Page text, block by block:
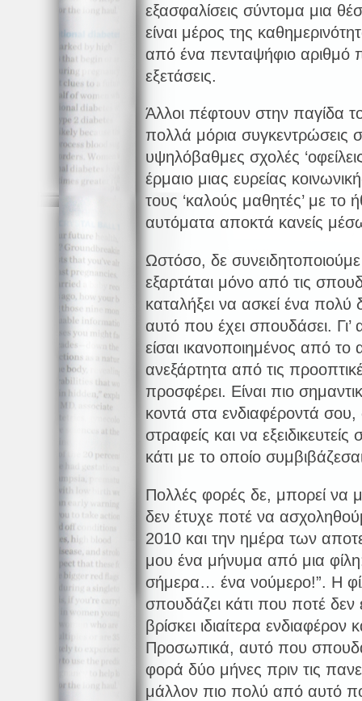
εξασφαλίσεις σύντομα μια
είναι μέρος της
από ένα πενταψήφιο αριθμό
εξετάσεις.
Άλλοι πέφτουν στην παγίδα
πολλά μόρια συγκεντρώσεις
υψηλόβαθμες σχολές
έρμαιο μιας ευρείας
τους ‘καλούς μαθητές’ με το
αυτόματα αποκτά κανείς
Ωστόσο, δε
εξαρτάται μόνο από τις
καταλήξει να ασκεί ένα
αυτό που έχει σπουδάσει.
είσαι ικανοποιημένος από
ανεξάρτητα από τις
προσφέρει. Είναι πιο
κοντά στα ενδιαφέροντά
στραφείς και να
κάτι με το οποίο
Πολλές φορές δε, μπορεί να
δεν έτυχε ποτέ να
2010 και την ημέρα των
μου ένα μήνυμα από μια
σήμερα… ένα νούμερο!”. Η
σπουδάζει κάτι που ποτέ δεν
βρίσκει ιδιαίτερα
Προσωπικά, αυτό που
φορά δύο μήνες πριν τις
μάλλον πιο πολύ από αυτό